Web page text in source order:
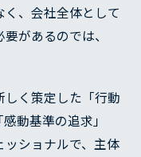
、会社全体として
があるのでは、
く策定した「行動
動基準の追求」
ッショナルで、主体